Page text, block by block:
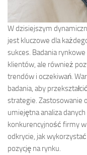
W dzisiejszym
jest kluczowe dla
sukces. Badania
klientów, ale również
trendów i oczekiwań.
badania, aby
strategie. Zastosowanie
umiejętna analiza
konkurencyjność firmy
odkrycie, jak
pozycję na rynku.